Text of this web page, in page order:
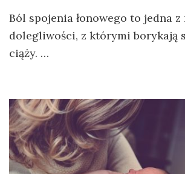
Ból spojenia łonowego to jedna
dolegliwości, z którymi borykają
ciąży. …